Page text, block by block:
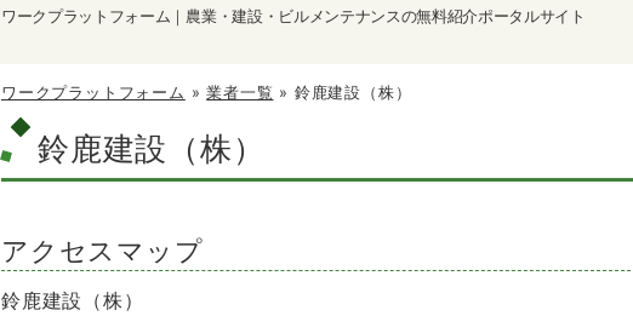
ワークプラットフォーム｜農業・建設・ビルメンテナンスの無料紹介ポータルサイト
ワークプラットフォーム »業者一覧 » 鈴鹿建設（株）
鈴鹿建設（株）
アクセスマップ
鈴鹿建設（株）